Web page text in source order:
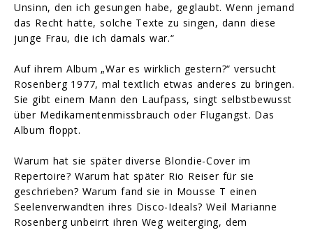
Unsinn, den ich gesungen habe, geglaubt. Wenn jemand
das Recht hatte, solche Texte zu singen, dann diese
junge Frau, die ich damals war.“
Auf ihrem Album „War es wirklich gestern?“ versucht
Rosenberg 1977, mal textlich etwas anderes zu bringen.
Sie gibt einem Mann den Laufpass, singt selbstbewusst
über Medikamentenmissbrauch oder Flugangst. Das
Album floppt.
Warum hat sie später diverse Blondie-Cover im
Repertoire? Warum hat später Rio Reiser für sie
geschrieben? Warum fand sie in Mousse T einen
Seelenverwandten ihres Disco-Ideals? Weil Marianne
Rosenberg unbeirrt ihren Weg weiterging, dem